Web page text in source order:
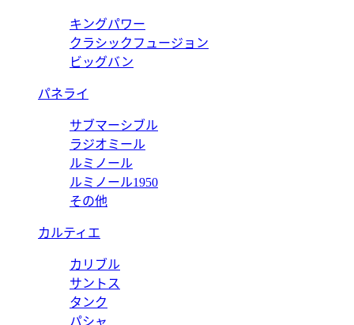
キングパワー
クラシックフュージョン
ビッグバン
パネライ
サブマーシブル
ラジオミール
ルミノール
ルミノール1950
その他
カルティエ
カリブル
サントス
タンク
パシャ